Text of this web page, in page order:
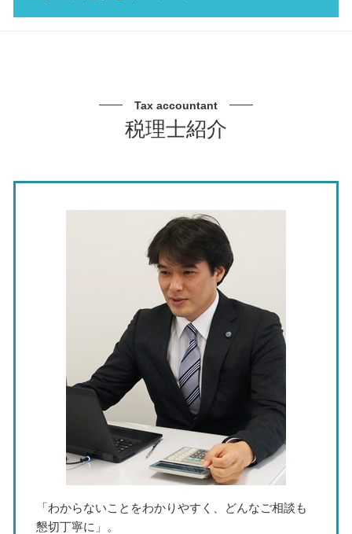
税務 申告
税務署 確定申告
確定申告 期間
追徴課税 税率
年末調整 確定申告 違い
個人事業 税 確定申告
税務署 調査
確定申告 領収書 ない 個人
中期 経営計画 作り方
中期経営計画 作り方
設備投資 資金繰り
中期経営計画 わかりやすい
資金繰り表 キャッシュフロー計算書
資金繰り 読み方
事業承継 メリット デメリット
資金繰り 売上
銀行対策 税理士 相談 瀬戸市
事業承継 税理士 相談 三重県
節税対策 税理士 相談 名古屋市
事業承継 税理士 相談 北名古屋市
税務調査 税理士 相談 春日井市
経営計画 税理士 相談 北名古屋市
事業承継 税理士 相談 東海市
事業承継 税理士 相談 岐阜県
節税対策 税理士 相談 北名古屋市
節税対策 税理士 相談 瀬戸市
事業承継 税理士 相談 瀬戸市
記帳代行 税理士 相談 岐阜県
税務相談 税理士 東海市
記帳代行 税理士 相談 名古屋市
記帳代行 税理士 相談 東海市
Tax accountant
税理士紹介
「わからないことをわかりやすく、どんなご相談も
懇切丁寧に」。